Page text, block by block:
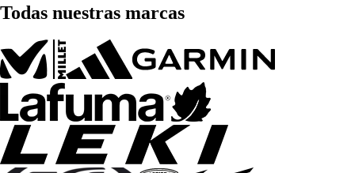
Todas nuestras marcas